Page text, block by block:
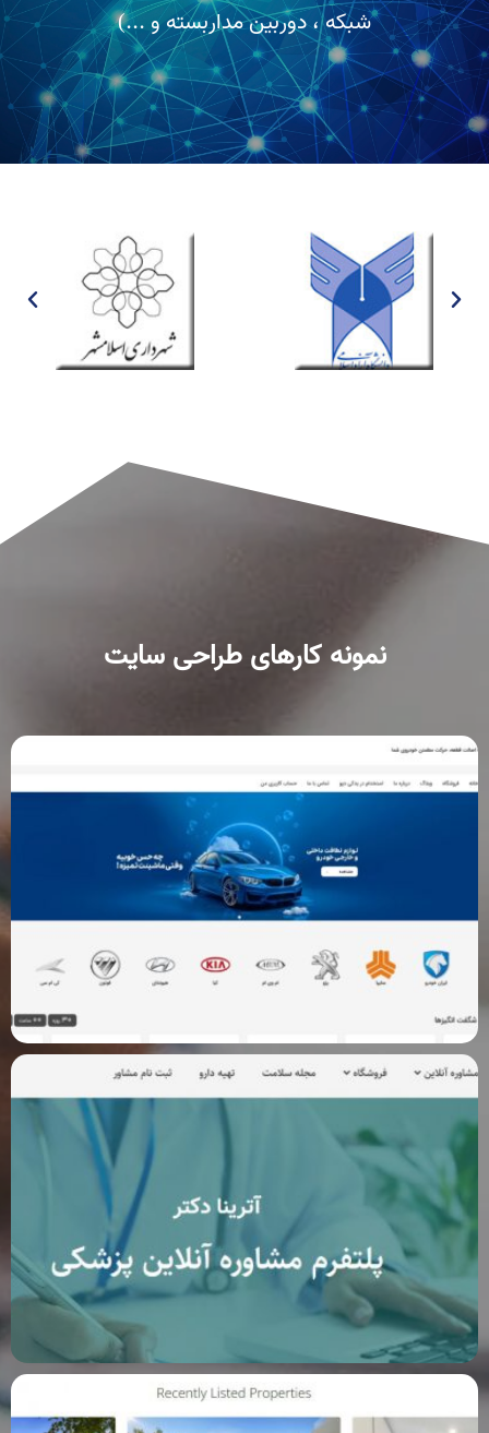
شبکه ، دوربین مداربسته و ...)
نمونه کارهای طراحی سایت